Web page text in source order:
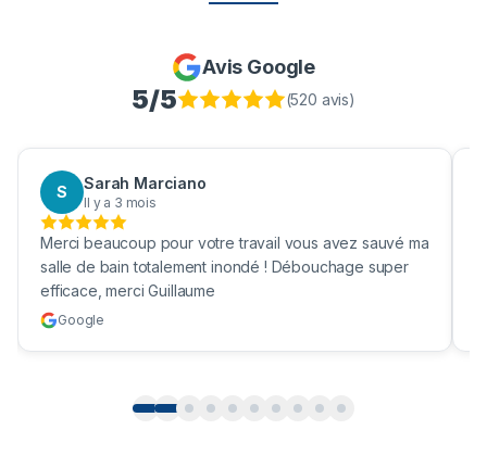
Avis Google
5/5 (520 avis)
A Aaron Boukhris
Il y a 3 mois
Bravo pour nettoyage de ma fosses septique ! Enfin
une vrai société efficace et qui nettoie vraiment ma
cuve !
Google